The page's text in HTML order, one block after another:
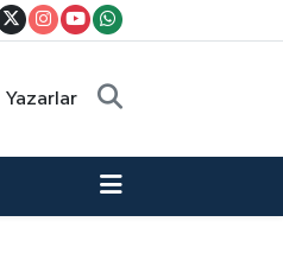
Yazarlar